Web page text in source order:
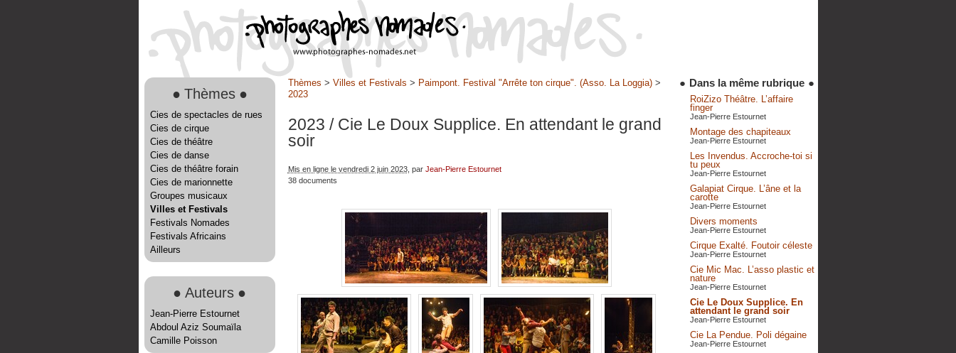
● Thèmes ●
Cies de spectacles de rues
Cies de cirque
Cies de théâtre
Cies de danse
Cies de théâtre forain
Cies de marionnette
Groupes musicaux
Villes et Festivals
Festivals Nomades
Festivals Africains
Ailleurs
● Auteurs ●
Jean-Pierre Estournet
Abdoul Aziz Soumaïla
Camille Poisson
Thèmes > Villes et Festivals > Paimpont. Festival "Arrête ton cirque". (Asso. La Loggia)>
2023
2023 / Cie Le Doux Supplice. En attendant le grand
soir
Mis en ligne le vendredi 2 juin 2023, par Jean-Pierre Estournet
38 documents
● Dans la même rubrique ●
RoiZizo Théâtre. L’affaire
finger
Jean-Pierre Estournet
Montage des chapiteaux
Jean-Pierre Estournet
Les Invendus. Accroche-toi si
tu peux
Jean-Pierre Estournet
Galapiat Cirque. L’âne et la
carotte
Jean-Pierre Estournet
Divers moments
Jean-Pierre Estournet
Cirque Exalté. Foutoir céleste
Jean-Pierre Estournet
Cie Mic Mac. L’asso plastic et
nature
Jean-Pierre Estournet
Cie Le Doux Supplice. En
attendant le grand soir
Jean-Pierre Estournet
Cie La Pendue. Poli dégaine
Jean-Pierre Estournet